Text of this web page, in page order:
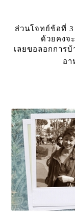
ส่วนโจทย์ข้อที่
ด้วยคงจ
เลยขอลอกการ
อา